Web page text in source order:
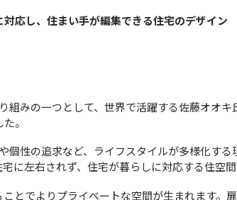
対応し、住まい手が編集できる住宅のデザイン
組みの一つとして、世界で活躍する佐藤オオキ
。
個性の追求など、ライフスタイルが多様化す
に左右されず、住宅が暮らしに対応する住空間
とでよりプライベートな空間が生まれます。